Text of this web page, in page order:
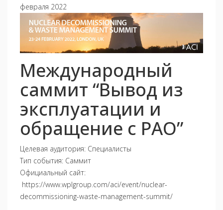
февраля 2022
Международный
саммит “Вывод из
эксплуатации и
обращение с РАО”
Целевая аудитория: Специалисты
Тип события: Саммит
Официальный сайт:
https://www.wplgroup.com/aci/event/nuclear-
decommissioning-waste-management-summit/